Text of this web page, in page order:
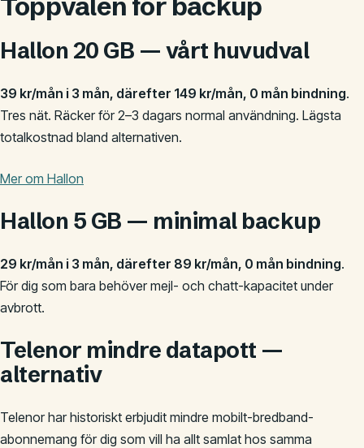
Hallon 20 GB — vårt huvudval
39 kr/mån i 3 mån, därefter 149 kr/mån, 0 mån bindning.
Tres nät. Räcker för 2–3 dagars normal användning. Lägsta
totalkostnad bland alternativen.
Mer om Hallon
Hallon 5 GB — minimal backup
29 kr/mån i 3 mån, därefter 89 kr/mån, 0 mån bindning.
För dig som bara behöver mejl- och chatt-kapacitet under
avbrott.
Telenor mindre datapott —
alternativ
Telenor har historiskt erbjudit mindre mobilt-bredband-
abonnemang för dig som vill ha allt samlat hos samma